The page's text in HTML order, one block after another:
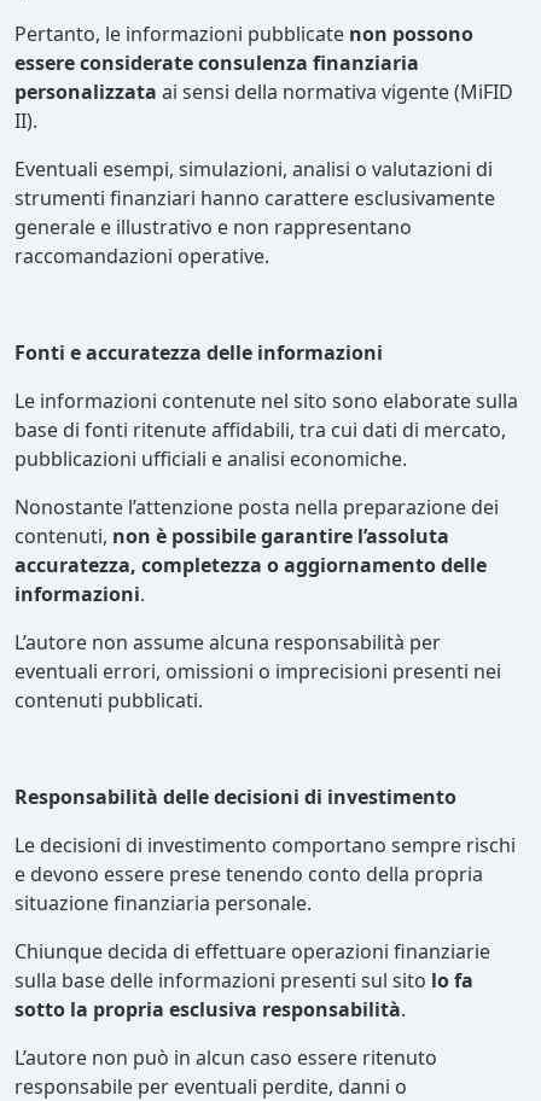
Pertanto, le informazioni pubblicate non possono
essere considerate consulenza finanziaria
personalizzata ai sensi della normativa vigente (MiFID
II).
Eventuali esempi, simulazioni, analisi o valutazioni di
strumenti finanziari hanno carattere esclusivamente
generale e illustrativo e non rappresentano
raccomandazioni operative.
Fonti e accuratezza delle informazioni
Le informazioni contenute nel sito sono elaborate sulla
base di fonti ritenute affidabili, tra cui dati di mercato,
pubblicazioni ufficiali e analisi economiche.
Nonostante l’attenzione posta nella preparazione dei
contenuti, non è possibile garantire l’assoluta
accuratezza, completezza o aggiornamento delle
informazioni.
L’autore non assume alcuna responsabilità per
eventuali errori, omissioni o imprecisioni presenti nei
contenuti pubblicati.
Responsabilità delle decisioni di investimento
Le decisioni di investimento comportano sempre rischi
e devono essere prese tenendo conto della propria
situazione finanziaria personale.
Chiunque decida di effettuare operazioni finanziarie
sulla base delle informazioni presenti sul sito lo fa
sotto la propria esclusiva responsabilità.
L’autore non può in alcun caso essere ritenuto
responsabile per eventuali perdite, danni o